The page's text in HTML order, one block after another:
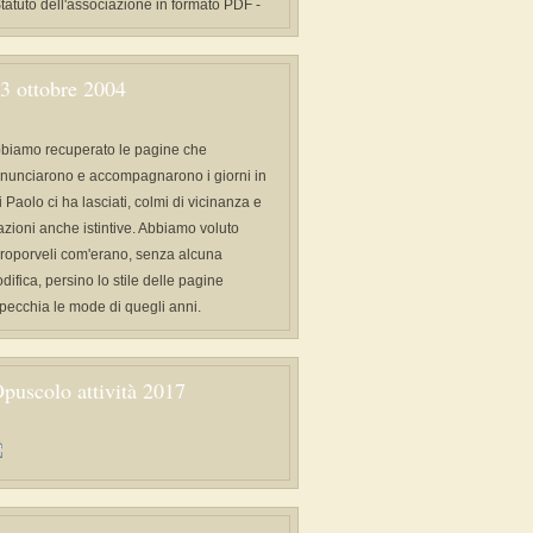
dell'associazione in formato PDF -
ottobre 2004
recuperato le pagine che
e accompagnarono i giorni in
Paolo ci ha lasciati, colmi di vicinanza e
anche istintive. Abbiamo voluto
com'erano, senza alcuna
persino lo stile delle pagine
le mode di quegli anni.
attività 2017